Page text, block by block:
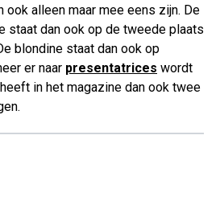
ook alleen maar mee eens zijn. De
staat dan ook op de tweede plaats
blondine staat dan ook op
er naar presentatrices wordt
in het magazine dan ook twee